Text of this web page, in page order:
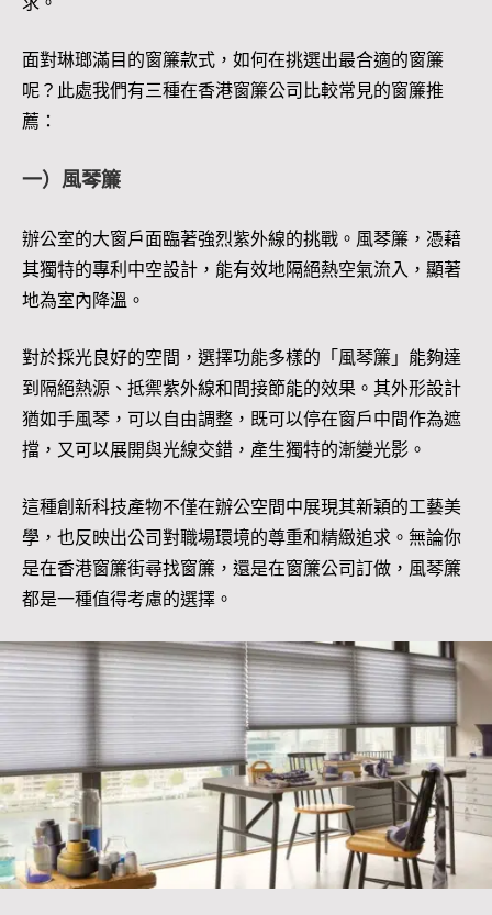
面對琳瑯滿目的窗簾款式，如何在挑選出最合適的窗簾
呢？此處我們有三種在香港窗簾公司比較常見的窗簾推
薦：
一）風琴簾
辦公室的大窗戶面臨著強烈紫外線的挑戰。風琴簾，憑藉
其獨特的專利中空設計，能有效地隔絕熱空氣流入，顯著
地為室內降溫。
對於採光良好的空間，選擇功能多樣的「風琴簾」能夠達
到隔絕熱源、抵禦紫外線和間接節能的效果。其外形設計
猶如手風琴，可以自由調整，既可以停在窗戶中間作為遮
擋，又可以展開與光線交錯，產生獨特的漸變光影。
這種創新科技產物不僅在辦公空間中展現其新穎的工藝美
學，也反映出公司對職場環境的尊重和精緻追求。無論你
是在香港窗簾街尋找窗簾，還是在窗簾公司訂做，風琴簾
都是一種值得考慮的選擇。